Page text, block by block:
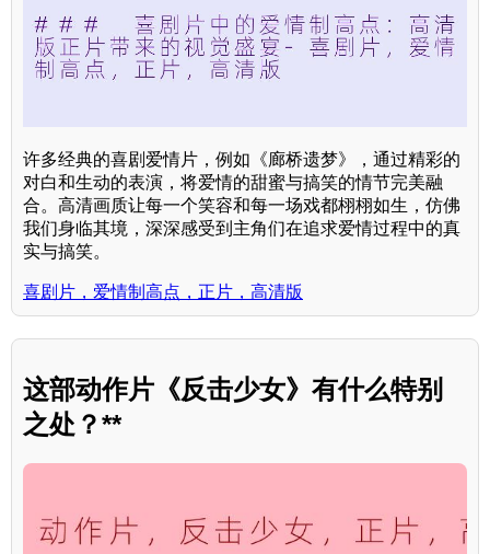
许多经典的喜剧爱情片，例如《廊桥遗梦》，通过精彩的
对白和生动的表演，将爱情的甜蜜与搞笑的情节完美融
合。高清画质让每一个笑容和每一场戏都栩栩如生，仿佛
我们身临其境，深深感受到主角们在追求爱情过程中的真
实与搞笑。
喜剧片，爱情制高点，正片，高清版
这部动作片《反击少女》有什么特别
之处？**